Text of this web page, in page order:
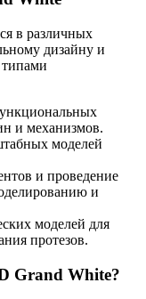
в различных
дизайну и
и механизмов.
моделей
и проведение
и
моделей для
протезов.
Grand White?